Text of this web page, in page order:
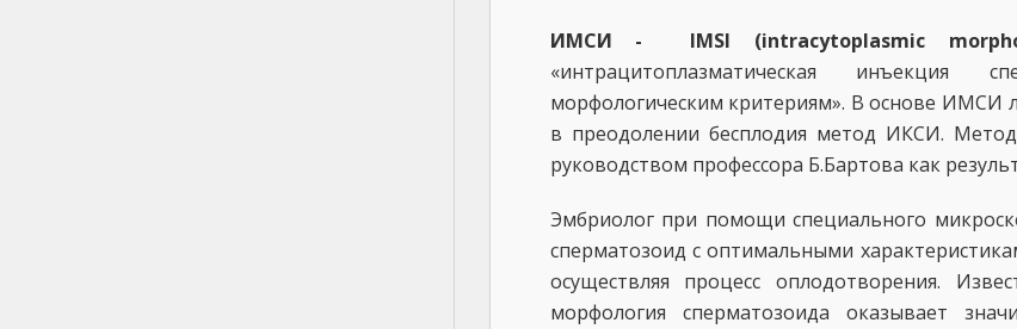
ИМСИ - IMSI (intracytoplasmic
«интрацитоплазматическая
морфологическим критериям». В основе ИМСИ
в преодолении бесплодия метод ИКСИ.
руководством профессора Б.Бартова как
Эмбриолог при помощи специального
сперматозоид с оптимальными
осуществляя процесс оплодотворения.
морфология сперматозоида оказывает